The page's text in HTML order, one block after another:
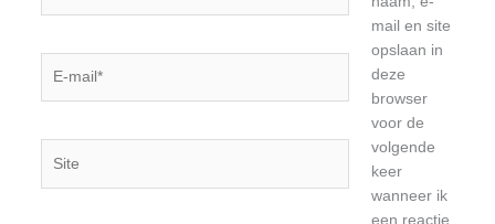
mail en site
opslaan in
deze
browser
voor de
volgende
keer
wanneer ik
een reactie